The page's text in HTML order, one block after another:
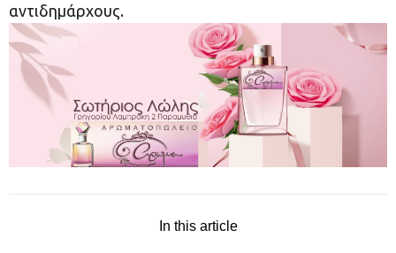
αντιδημάρχους.
In this article